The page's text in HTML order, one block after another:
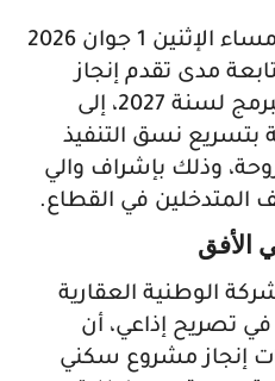
شهد مقر ولاية سوسة مساء الإثنين 1 جوان 2026
مدى تقدم إنجاز
برنامج الكراء المملّك المبرمج لسنة 2027، إلى
بتسريع نسق التنفيذ
وذلك بإشراف والي
في القطاع.
الأفق
الوطنية العقارية
تصريح إذاعي، أن
إنجاز مشروع سكني